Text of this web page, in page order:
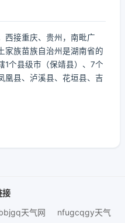
西接重庆、贵州，南毗广
家族苗族自治州是湖南省的
1个县级市（保靖县）、7个
凰县、泸溪县、花垣县、吉
接
天气网
nfugcqgy天气